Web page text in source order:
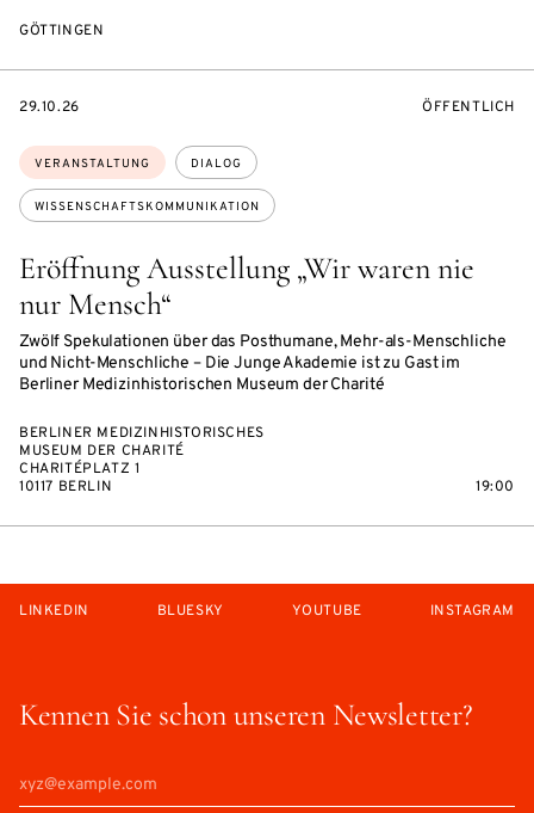
GÖTTINGEN
Eröffnung Ausstellung „Wir waren nie
nur Mensch“
Zwölf Spekulationen über das Posthumane, Mehr-als-Menschliche
und Nicht-Menschliche – Die Junge Akademie ist zu Gast im
Berliner Medizinhistorischen Museum der Charité
Themen:
VERANSTALTUNG DIALOG
WISSENSCHAFTSKOMMUNIKATION
EVENTBEGINSON
29.10.26 ÖFFENTLICH
BERLINER MEDIZINHISTORISCHES
MUSEUM DER CHARITÉ
CHARITÉPLATZ 1
10117 BERLIN
19:00
Kennen Sie schon unseren Newsletter?
LINKEDIN BLUESKY YOUTUBE INSTAGRAM